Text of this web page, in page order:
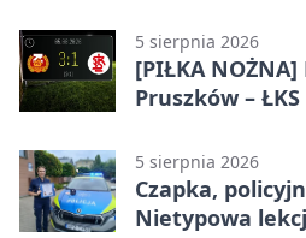
5 sierpnia 2026
[PIŁKA
Pruszków –
5 sierpnia 2026
Czapka,
Nietypowa